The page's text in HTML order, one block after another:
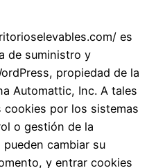
es
de suministro y
propiedad de la
Automattic, Inc. A tales
por los sistemas
o gestión de la
cambiar su
y entrar cookies